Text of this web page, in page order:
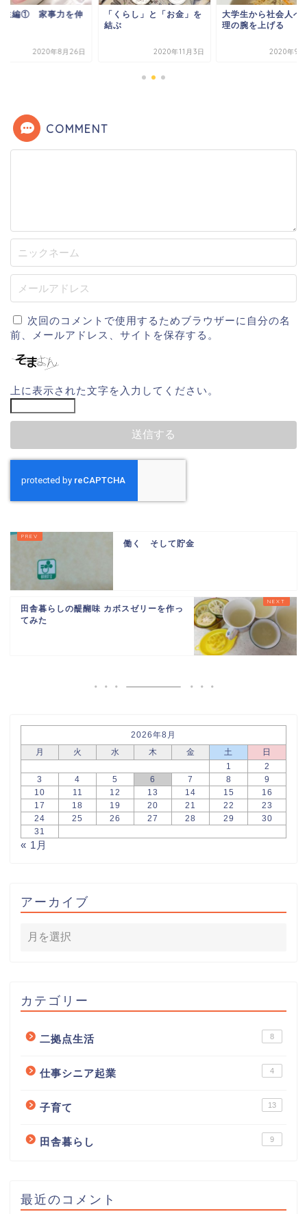
生編① 家事力を伸
2020年8月26日
「くらし」と「お金」を
結ぶ
2020年11月3日
大学生から社会人
理の腕を上げる
2020年9
COMMENT
次回のコメントで使用するためブラウザーに自分の名
前、メールアドレス、サイトを保存する。
上に表示された文字を入力してください。
働く そして貯金
田舎暮らしの醍醐味 カボスゼリーを作っ
てみた
2026年8月
月
火 水 木 金 土
日
1
2
3
4 5 6 7 8
9
10
11 12 13 14 15
16
17
18 19 20 21 22
23
24
25 26 27 28 29
30
31
« 1月
アーカイブ
カテゴリー
二拠点生活 8
仕事シニア起業 4
子育て 13
田舎暮らし 9
最近のコメント